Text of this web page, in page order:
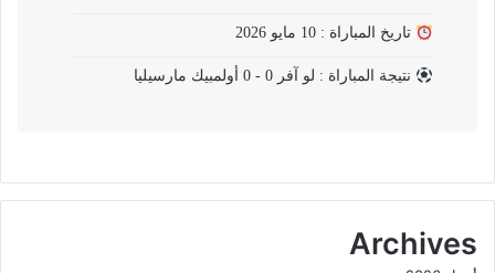
تاريخ المباراة : 10 مايو 2026
نتيجة المباراة : لو آفر 0 - 0 أولمبيك مارسيليا
Archives